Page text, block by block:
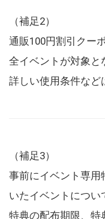
（補足2）
通販100円割引クー
全イベントが対象と
詳しい使用条件など
（補足3）
事前にイベント専用
いたイベントについ
特典の配布期限、特